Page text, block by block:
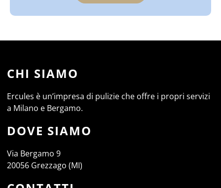
CHI SIAMO
Ercules è un’impresa di pulizie che offre i propri servizi
a Milano e Bergamo.
DOVE SIAMO
Via Bergamo 9
20056 Grezzago (MI)